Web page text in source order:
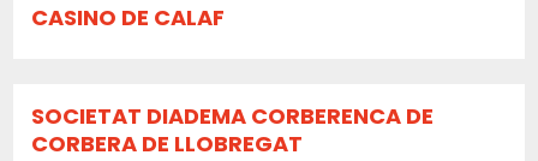
CASINO DE CALAF
SOCIETAT DIADEMA CORBERENCA DE
CORBERA DE LLOBREGAT